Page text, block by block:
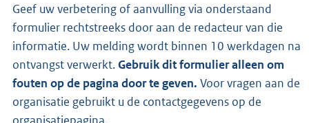
Geef uw verbetering of aanvulling via onderstaand
formulier rechtstreeks door aan de redacteur van die
informatie. Uw melding wordt binnen 10 werkdagen na
ontvangst verwerkt.Gebruik dit formulier alleen om
fouten op de pagina door te geven. Voor vragen aan de
organisatie gebruikt u de contactgegevens op de